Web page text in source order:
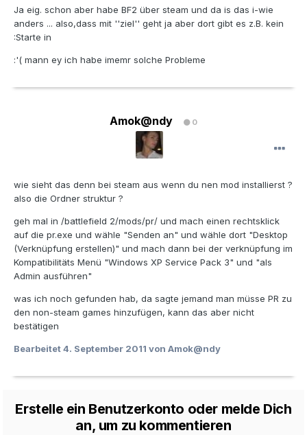
Ja eig. schon aber habe BF2 über steam und da is das i-wie
anders ... also,dass mit ''ziel'' geht ja aber dort gibt es z.B. kein
:Starte in
:'( mann ey ich habe imemr solche Probleme
Amok@ndy 0
wie sieht das denn bei steam aus wenn du nen mod installierst ?
also die Ordner struktur ?
geh mal in /battlefield 2/mods/pr/ und mach einen rechtsklick
auf die pr.exe und wähle "Senden an" und wähle dort "Desktop
(Verknüpfung erstellen)" und mach dann bei der verknüpfung im
Kompatibilitäts Menü "Windows XP Service Pack 3" und "als
Admin ausführen"
was ich noch gefunden hab, da sagte jemand man müsse PR zu
den non-steam games hinzufügen, kann das aber nicht
bestätigen
Bearbeitet4. September 2011 von Amok@ndy
Erstelle ein Benutzerkonto oder melde Dich
an, um zu kommentieren